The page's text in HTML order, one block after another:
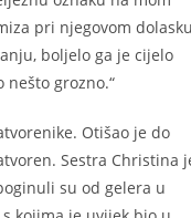
pri njegovom dolasku
boljelo ga je cijelo
nešto grozno.“
Otišao je do
Sestra Christina
su od gelera u